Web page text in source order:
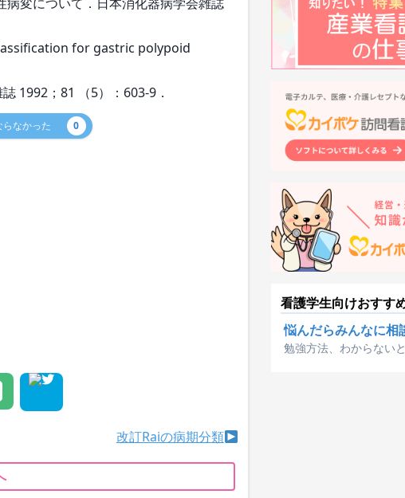
for gastric polypoid
1992；81 （5）：603-9．
なかった 0
改訂Raiの病期分類
看護学生向けおすす
悩んだらみんなに相
勉強方法、わからない